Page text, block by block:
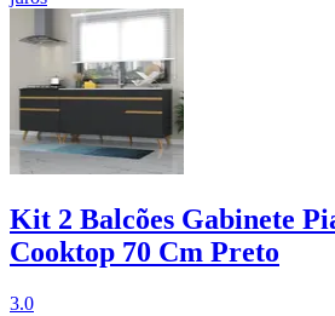
Kit 2 Balcões Gabinete
Cooktop 70 Cm Preto
3.0